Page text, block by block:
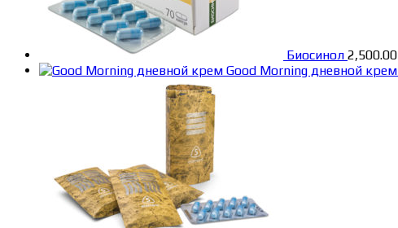
Биосинол 2,500.00
Good Morning дневной крем